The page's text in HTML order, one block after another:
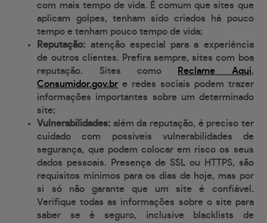
com mais tempo de vida. É comum que sites que
aplicam golpes, tenham sido criados há pouco
tempo e tenham pouco tempo de vida;
Reputação: atenção especial para a experiência
de outros clientes. Prefira sempre, sites com boa
reputação. Sites como
Reclame Aqui,
Consumidor.gov.br e redes sociais podem trazer
informações importantes sobre um determinado
site;
Vulnerabilidades: além da reputação, é preciso ter
cuidado com possíveis vulnerabilidades de
segurança, que podem colocar em risco os seus
dados pessoais. Presença de SSL ou HTTPS, são
requisitos mínimos para os dias de hoje, mas por
si só não garante que um site é confiável.
Verifique todas as informações sobre o site para
saber se é seguro, inclusive blacklists de